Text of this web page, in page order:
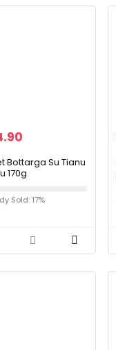
Bottarga Su Tianu
170g
van
g –
Sold: 17%